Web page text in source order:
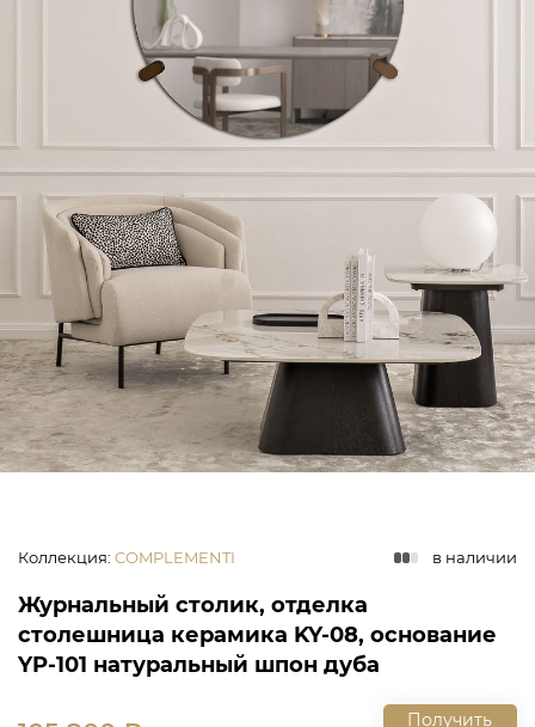
Коллекция: COMPLEMENTI в наличии
Журнальный столик, отделка
столешница керамика KY-08, основание
YP-101 натуральный шпон дуба
Получить